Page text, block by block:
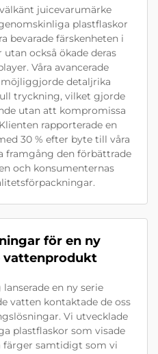
juicevarumärke
plastflaskor
bevarade färskenheten i
också ökade deras
Våra avancerade
detaljrika
tryckning, vilket gjorde
utan att kompromissa
rapporterade en
30 % efter byte till våra
framgång den förbättrade
och konsumenternas
för en ny
vattenprodukt
en ny serie
vatten kontaktade de oss
Vi utvecklade
plastflaskor som visade
färger samtidigt som vi